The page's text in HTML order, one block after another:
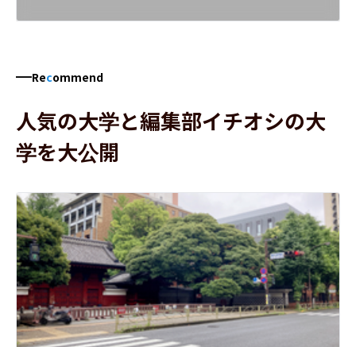
Recommend
人気の大学と編集部イチオシの大
学を大公開